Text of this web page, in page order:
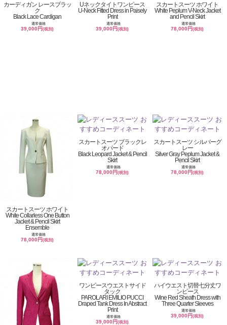
カーディガン レースブラッ
ク
Black Lace Cardigan
通常価格
39,000円(税別)
Uネックタイトワンピース
U-Neck Fitted Dress in Paisely
Print
通常価格
39,000円(税別)
スカートスーツ ホワイト
White Peplum V-Neck Jacket
and Pencil Skirt
通常価格
78,000円(税別)
スカートスーツ ホワイト
White Collarless One Button
Jacket & Pencil Skirt
Ensemble
通常価格
78,000円(税別)
スカートスーツ ブラックレ
オパード
Black Leopard Jacket & Pencil
Skirt
通常価格
78,000円(税別)
スカートスーツ シルバーグ
レー
Silver Gray Peplum Jacket &
Pencil Skirt
通常価格
78,000円(税別)
ワンピースウエストサイド
タック
PAROLARI EMILIO PUCCI
Draped Tank Dress In Abstract
Print
通常価格
39,000円(税別)
ハイウエスト切替七分丈ワ
ンピース
Wine Red Sheath Dress with
Three Quarter Sleeves
通常価格
39,000円(税別)